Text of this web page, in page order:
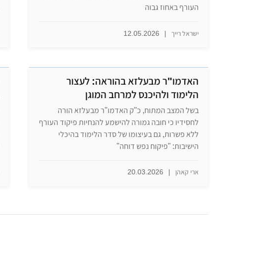
העורף באחוז גבוה
ישראל רייך |
12.05.2026
האדמו"ר מבעלזא בהוראה: לעצור
הלימוד ולהיכנס למרחב המוגן
בשל המצב המתוח, כ"ק האדמו"ר מבעלזא הורה
לחסידיו כי חובה גמורה להישמע להנחיות פיקוד העורף
ללא פשרות, גם בעיצומו של סדר הלימוד בהיכלי
הישיבות: "פיקוח נפש דוחה"
ארי קאהן |
20.03.2026